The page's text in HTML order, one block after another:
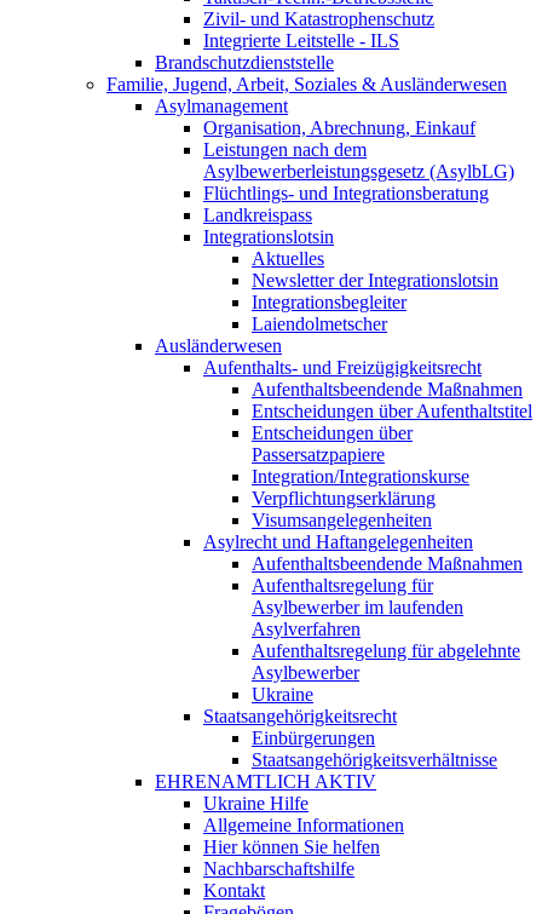
Zivil- und Katastrophenschutz
Integrierte Leitstelle - ILS
Brandschutzdienststelle
Familie, Jugend, Arbeit, Soziales & Ausländerwesen
Asylmanagement
Organisation, Abrechnung, Einkauf
Leistungen nach dem
Asylbewerberleistungsgesetz (AsylbLG)
Flüchtlings- und Integrationsberatung
Landkreispass
Integrationslotsin
Aktuelles
Newsletter der Integrationslotsin
Integrationsbegleiter
Laiendolmetscher
Ausländerwesen
Aufenthalts- und Freizügigkeitsrecht
Aufenthaltsbeendende Maßnahmen
Entscheidungen über Aufenthaltstitel
Entscheidungen über
Passersatzpapiere
Integration/Integrationskurse
Verpflichtungserklärung
Visumsangelegenheiten
Asylrecht und Haftangelegenheiten
Aufenthaltsbeendende Maßnahmen
Aufenthaltsregelung für
Asylbewerber im laufenden
Asylverfahren
Aufenthaltsregelung für abgelehnte
Asylbewerber
Ukraine
Staatsangehörigkeitsrecht
Einbürgerungen
Staatsangehörigkeitsverhältnisse
EHRENAMTLICH AKTIV
Ukraine Hilfe
Allgemeine Informationen
Hier können Sie helfen
Nachbarschaftshilfe
Kontakt